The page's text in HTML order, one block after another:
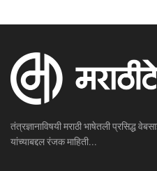
तंत्रज्ञानाविषयी मराठी भाषेतली प्रसिद्ध
यांच्याबद्दल रंजक माहिती...